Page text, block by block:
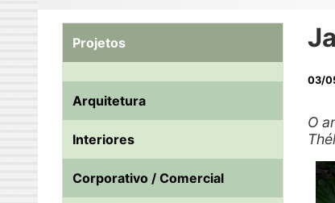
03/
O
Projetos
Arquitetura
Interiores
Corporativo / Comercial